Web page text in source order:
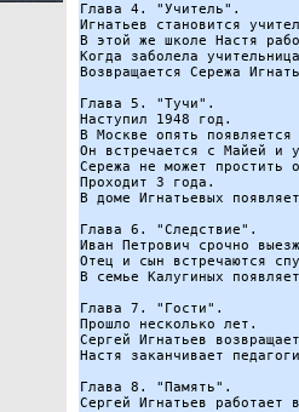
Глава 4. "Учитель".
Игнатьев становится
В этой же школе Настя
Когда заболела
Возвращается Сережа
Глава 5. "Тучи".
Наступил 1948 год.
В Москве опять
Он встречается с Майей и
Сережа не может простить
Проходит 3 года.
В доме Игнатьевых
Глава 6. "Следствие".
Иван Петрович срочно
Отец и сын встречаются
В семье Калугиных
Глава 7. "Гости".
Прошло несколько лет.
Сергей Игнатьев
Настя заканчивает
Глава 8. "Память".
Сергей Игнатьев